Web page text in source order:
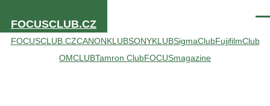
FOCUSCLUB.CZ
FOCUSCLUB.CZCANONKLUBSONYKLUBSigmaClubFujifilmClub
OMCLUBTamron ClubFOCUSmagazine